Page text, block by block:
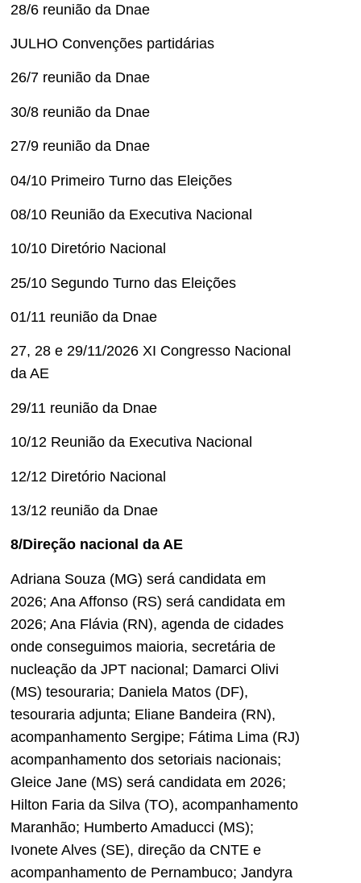
28/6 reunião da Dnae
JULHO Convenções partidárias
26/7 reunião da Dnae
30/8 reunião da Dnae
27/9 reunião da Dnae
04/10 Primeiro Turno das Eleições
08/10 Reunião da Executiva Nacional
10/10 Diretório Nacional
25/10 Segundo Turno das Eleições
01/11 reunião da Dnae
27, 28 e 29/11/2026 XI Congresso Nacional
da AE
29/11 reunião da Dnae
10/12 Reunião da Executiva Nacional
12/12 Diretório Nacional
13/12 reunião da Dnae
8/Direção nacional da AE
Adriana Souza (MG) será candidata em
2026; Ana Affonso (RS) será candidata em
2026; Ana Flávia (RN), agenda de cidades
onde conseguimos maioria, secretária de
nucleação da JPT nacional; Damarci Olivi
(MS) tesouraria; Daniela Matos (DF),
tesouraria adjunta; Eliane Bandeira (RN),
acompanhamento Sergipe; Fátima Lima (RJ)
acompanhamento dos setoriais nacionais;
Gleice Jane (MS) será candidata em 2026;
Hilton Faria da Silva (TO), acompanhamento
Maranhão; Humberto Amaducci (MS);
Ivonete Alves (SE), direção da CNTE e
acompanhamento de Pernambuco; Jandyra